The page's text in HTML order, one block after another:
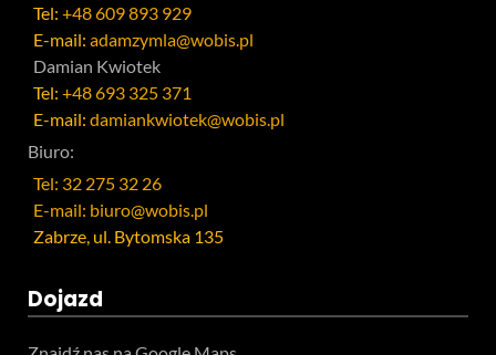
Tel: +48 609 893 929
E-mail: adamzymla@wobis.pl
Damian Kwiotek
Tel: +48 693 325 371
E-mail: damiankwiotek@wobis.pl
Biuro:
Tel: 32 275 32 26
E-mail: biuro@wobis.pl
Zabrze, ul. Bytomska 135
Dojazd